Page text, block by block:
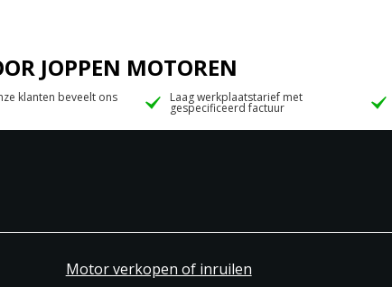
JOPPEN MOTOREN
klanten beveelt ons Laag werkplaatstarief met
gespecificeerd factuur
Motor verkopen of inruilen